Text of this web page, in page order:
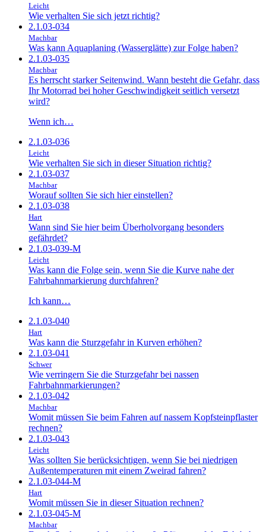
Leicht
Wie verhalten Sie sich jetzt richtig?
2.1.03-034
Machbar
Was kann Aquaplaning (Wasserglätte) zur Folge haben?
2.1.03-035
Machbar
Es herrscht starker Seitenwind. Wann besteht die Gefahr, dass
Ihr Motorrad bei hoher Geschwindigkeit seitlich versetzt
wird?
Wenn ich…
2.1.03-036
Leicht
Wie verhalten Sie sich in dieser Situation richtig?
2.1.03-037
Machbar
Worauf sollten Sie sich hier einstellen?
2.1.03-038
Hart
Wann sind Sie hier beim Überholvorgang besonders
gefährdet?
2.1.03-039-M
Leicht
Was kann die Folge sein, wenn Sie die Kurve nahe der
Fahrbahnmarkierung durchfahren?
Ich kann…
2.1.03-040
Hart
Was kann die Sturzgefahr in Kurven erhöhen?
2.1.03-041
Schwer
Wie verringern Sie die Sturzgefahr bei nassen
Fahrbahnmarkierungen?
2.1.03-042
Machbar
Womit müssen Sie beim Fahren auf nassem Kopfsteinpflaster
rechnen?
2.1.03-043
Leicht
Was sollten Sie berücksichtigen, wenn Sie bei niedrigen
Außentemperaturen mit einem Zweirad fahren?
2.1.03-044-M
Hart
Womit müssen Sie in dieser Situation rechnen?
2.1.03-045-M
Machbar